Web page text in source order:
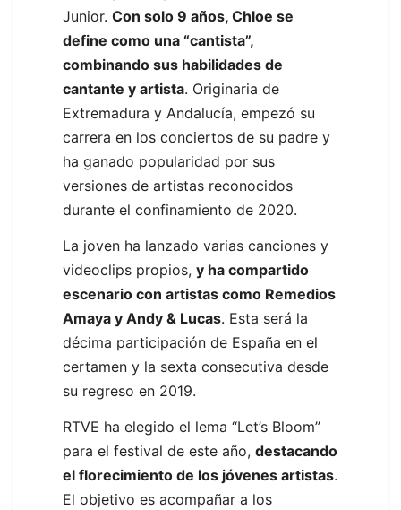
Junior. Con solo 9 años, Chloe se
define como una “cantista”,
combinando sus habilidades de
cantante y artista. Originaria de
Extremadura y Andalucía, empezó su
carrera en los conciertos de su padre y
ha ganado popularidad por sus
versiones de artistas reconocidos
durante el confinamiento de 2020.
La joven ha lanzado varias canciones y
videoclips propios, y ha compartido
escenario con artistas como Remedios
Amaya y Andy & Lucas. Esta será la
décima participación de España en el
certamen y la sexta consecutiva desde
su regreso en 2019.
RTVE ha elegido el lema “Let’s Bloom”
para el festival de este año, destacando
el florecimiento de los jóvenes artistas.
El objetivo es acompañar a los